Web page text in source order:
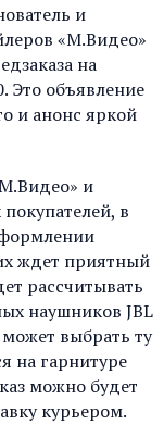
и
«М.Видео»
на
Это объявление
и анонс яркой
и
в
ждет приятный
рассчитывать
наушников JBL
выбрать ту
на гарнитуре
можно будет
курьером.